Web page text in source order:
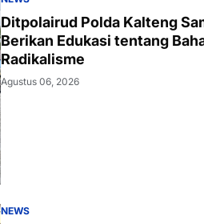
Ditpolairud Polda Kalteng
Berikan Edukasi tentang
Radikalisme
Agustus 06, 2026
NEWS